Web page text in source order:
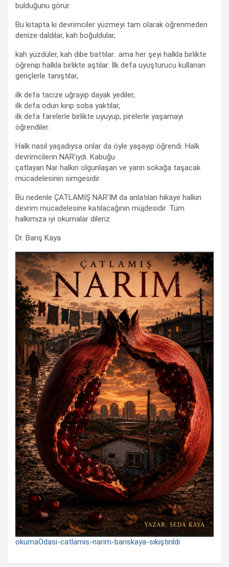
bulduğunu görür.
Bu kitapta ki devrimciler yüzmeyi tam olarak öğrenmeden
denize daldılar, kah boğuldular,
kah yüzdüler, kah dibe battılar.. ama her şeyi halkla birlikte
öğrenip halkla birlikte aştılar. İlk defa uyuşturucu kullanan
gençlerle tanıştılar,
ilk defa tacize uğrayıp dayak yediler,
ilk defa odun kırıp soba yaktılar,
ilk defa farelerle birlikte uyuyup, pirelerle yaşamayı
öğrendiler.
Halk nasıl yaşadıysa onlar da öyle yaşayıp öğrendi. Halk
devrimcilerin NAR’ıydı. Kabuğu
çatlayan Nar halkın olgunlaşan ve yarın sokağa taşacak
mücadelesinin simgesidir.
Bu nedenle ÇATLAMIŞ NAR’IM da anlatılan hikaye halkın
devrim mücadelesine katılacağının müjdesidir. Tüm
halkımıza iyi okumalar dileriz.
Dr. Barış Kaya
okumaOdasi-catlamis-narim-bariskaya-sıkıştırıldı